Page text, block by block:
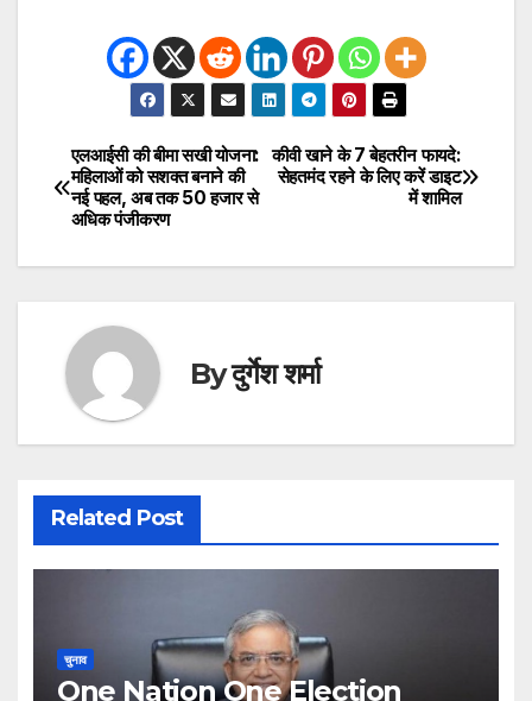
Post
navigation
कीवी खाने के 7 बेहतरीन फायदे:
सेहतमंद रहने के लिए करें डाइट
में शामिल
एलआईसी की बीमा सखी योजना:
महिलाओं को सशक्त बनाने की
नई पहल, अब तक 50 हजार से
अधिक पंजीकरण
Byदुर्गेश शर्मा
Related Post
चुनाव
One Nation One Election